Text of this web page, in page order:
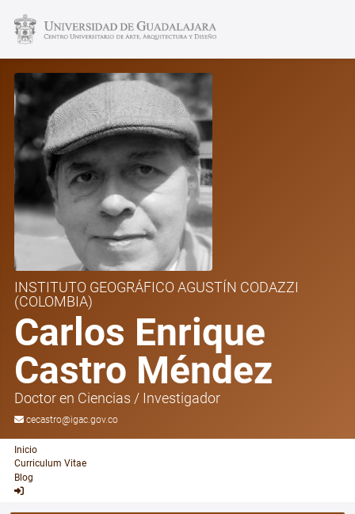
INSTITUTO GEOGRÁFICO AGUSTÍN CODAZZI
(COLOMBIA)
Carlos Enrique
Castro Méndez
Doctor en Ciencias / Investigador
cecastro@igac.gov.co
Inicio
Curriculum Vitae
Blog